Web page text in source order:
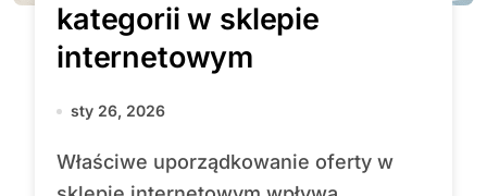
kategorii w sklepie
internetowym
sty 26, 2026
Właściwe uporządkowanie oferty w